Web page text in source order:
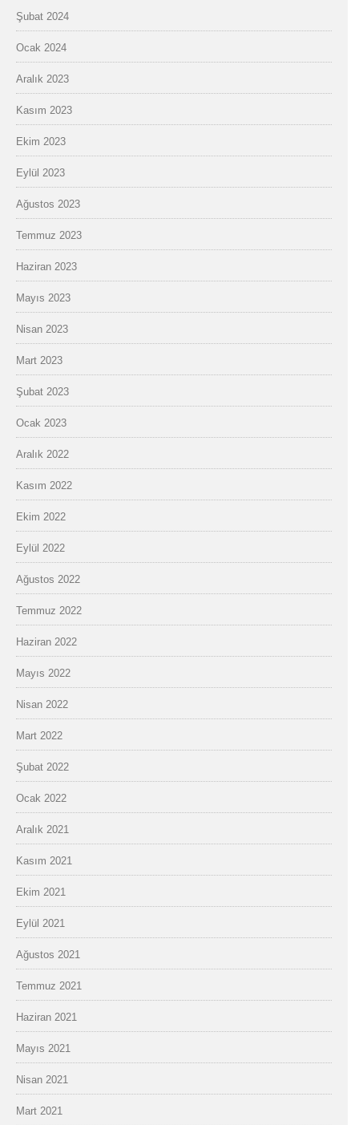
Şubat 2024
Ocak 2024
Aralık 2023
Kasım 2023
Ekim 2023
Eylül 2023
Ağustos 2023
Temmuz 2023
Haziran 2023
Mayıs 2023
Nisan 2023
Mart 2023
Şubat 2023
Ocak 2023
Aralık 2022
Kasım 2022
Ekim 2022
Eylül 2022
Ağustos 2022
Temmuz 2022
Haziran 2022
Mayıs 2022
Nisan 2022
Mart 2022
Şubat 2022
Ocak 2022
Aralık 2021
Kasım 2021
Ekim 2021
Eylül 2021
Ağustos 2021
Temmuz 2021
Haziran 2021
Mayıs 2021
Nisan 2021
Mart 2021